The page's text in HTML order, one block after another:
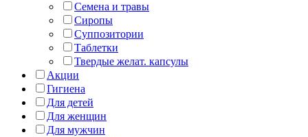
Семена и травы
Сиропы
Суппозитории
Таблетки
Твердые желат. капсулы
Акции
Гигиена
Для детей
Для женщин
Для мужчин